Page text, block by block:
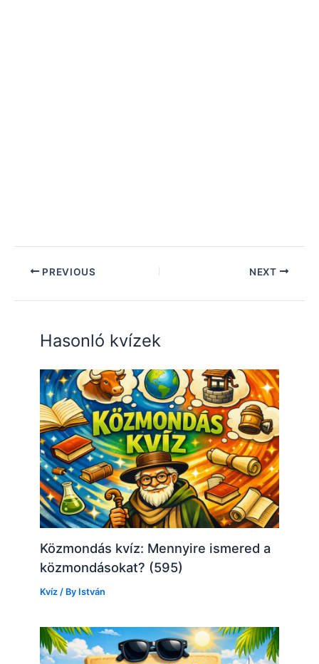
PREVIOUS NEXT
Hasonló kvízek
Közmondás kvíz: Mennyire ismered a
közmondásokat? (595)
Kvíz / By István